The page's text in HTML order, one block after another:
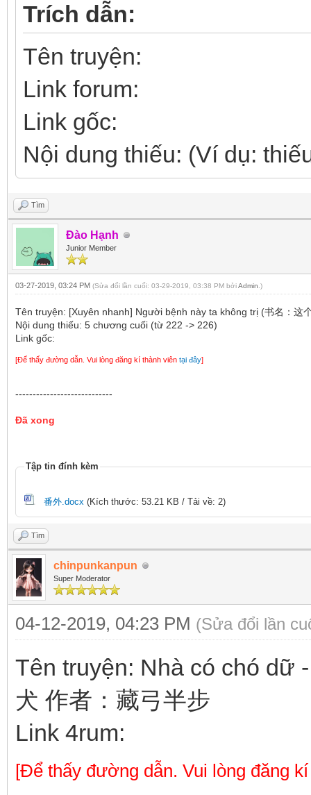
Trích dẫn:
Tên truyện:
Link forum:
Link gốc:
Nội dung thiếu: (Ví dụ:
Tìm
Đào Hạnh
Junior Member
03-27-2019, 03:24 PM (Sửa đổi lần cuối: 03-29-2019, 03:38 PM bởiAdmin .)
Tên truyện: [Xuyên nhanh] Người bệnh này ta không trị (书名：这
Nội dung thiếu: 5 chương cuối (từ 222 -> 226)
Link gốc:
[Để thấy đường dẫn. Vui lòng đăng kí thành viên tại đây]
----------------------------
Đã xong
Tập tin đính kèm
番外.docx (Kích thước: 53.21 KB / Tải về: 2)
Tìm
chinpunkanpun
Super Moderator
04-12-2019, 04:23 PM (Sửa đổi lần
Tên truyện: Nhà có chó dữ
犬 作者：藏弓半步
Link 4rum:
[Để thấy đường dẫn. Vui lòng đăng